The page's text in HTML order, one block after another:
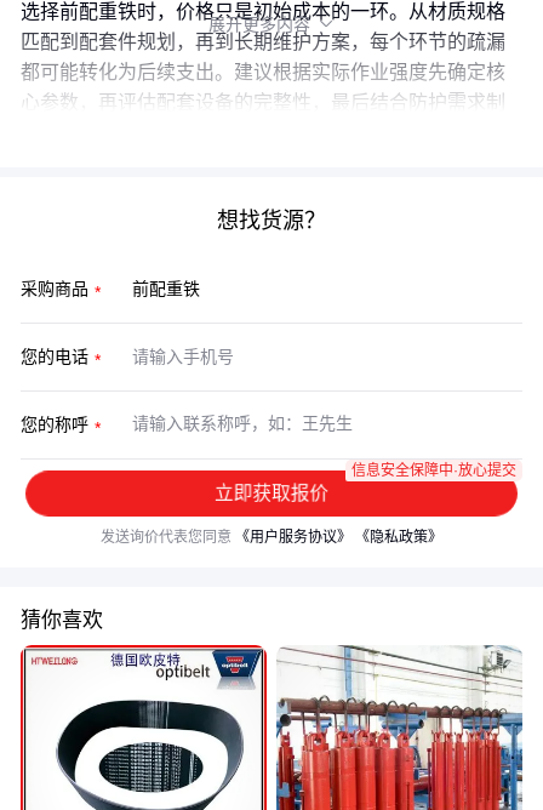
选择前配重铁时，价格只是初始成本的一环。从材质规格
匹配到配套件规划，再到长期维护方案，每个环节的疏漏
都可能转化为后续支出。建议根据实际作业强度先确定核
心参数，再评估配套设备的完整性，最后结合防护需求制
展开更多内容 
想找货源？
采购商品
您的电话
您的称呼
立即获取报价
信息安全保障中·放心提交
发送询价代表您同意 《用户服务协议》 《隐私政策》
猜你喜欢